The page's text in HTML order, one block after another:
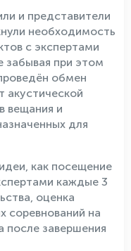
и представители
необходимость
с экспертами
при этом
обмен
акустической
вещания и
для
как посещение
каждые 3
оценка
соревнований на
после завершения